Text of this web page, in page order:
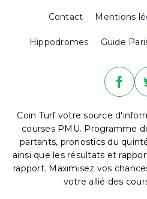
Contact Mentions
Hippodromes Guide
Coin Turf votre source
courses PMU. Programme
partants, pronostics du
ainsi que les résultats et
rapport. Maximisez vos
votre allié des